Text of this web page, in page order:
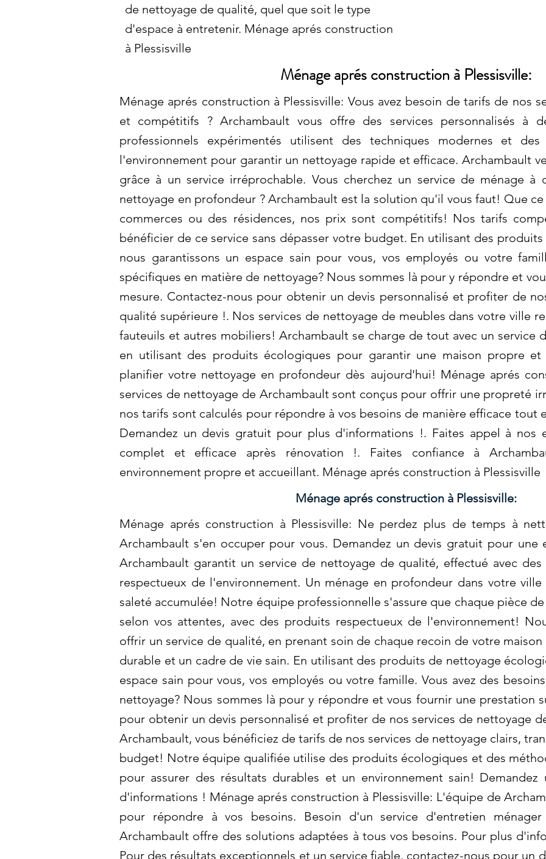
de nettoyage de qualité, quel que soit le type
d'espace à entretenir. Ménage aprés construction
à Plessisville
Ménage aprés construction à Plessisville:
Ménage aprés construction à Plessisville: Vous avez besoin de tarifs de nos
et compétitifs ? Archambault vous offre des services personnalisés à
professionnels expérimentés utilisent des techniques modernes et
l'environnement pour garantir un nettoyage rapide et efficace. Archambault
grâce à un service irréprochable. Vous cherchez un service de ménage
nettoyage en profondeur ? Archambault est la solution qu'il vous faut! Que
commerces ou des résidences, nos prix sont compétitifs! Nos tarifs
bénéficier de ce service sans dépasser votre budget. En utilisant des
nous garantissons un espace sain pour vous, vos employés ou votre
spécifiques en matière de nettoyage? Nous sommes là pour y répondre et
mesure. Contactez-nous pour obtenir un devis personnalisé et profiter de
qualité supérieure !. Nos services de nettoyage de meubles dans votre ville
fauteuils et autres mobiliers! Archambault se charge de tout avec un service
en utilisant des produits écologiques pour garantir une maison propre et
planifier votre nettoyage en profondeur dès aujourd'hui! Ménage aprés
services de nettoyage de Archambault sont conçus pour offrir une propreté
nos tarifs sont calculés pour répondre à vos besoins de manière efficace tout
Demandez un devis gratuit pour plus d'informations !. Faites appel à nos
complet et efficace après rénovation !. Faites confiance à
environnement propre et accueillant. Ménage aprés construction à Plessisville
Ménage aprés construction à Plessisville:
Ménage aprés construction à Plessisville: Ne perdez plus de temps à
Archambault s'en occuper pour vous. Demandez un devis gratuit pour une
Archambault garantit un service de nettoyage de qualité, effectué avec
respectueux de l'environnement. Un ménage en profondeur dans votre
saleté accumulée! Notre équipe professionnelle s'assure que chaque pièce
selon vos attentes, avec des produits respectueux de l'environnement!
offrir un service de qualité, en prenant soin de chaque recoin de votre
durable et un cadre de vie sain. En utilisant des produits de nettoyage
espace sain pour vous, vos employés ou votre famille. Vous avez des
nettoyage? Nous sommes là pour y répondre et vous fournir une prestation
pour obtenir un devis personnalisé et profiter de nos services de nettoyage
Archambault, vous bénéficiez de tarifs de nos services de nettoyage clairs,
budget! Notre équipe qualifiée utilise des produits écologiques et des
pour assurer des résultats durables et un environnement sain!
d'informations ! Ménage aprés construction à Plessisville: L'équipe de
pour répondre à vos besoins. Besoin d'un service d'entretien ménager
Archambault offre des solutions adaptées à tous vos besoins. Pour plus
Pour des résultats exceptionnels et un service fiable, contactez-nous pour un